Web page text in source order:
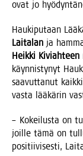
ovat jo
Hau­ki­pu­taan
Lai­ta­lan ja
Heik­ki Kiviah­teen
käyn­nis­ty­nyt
saa­vut­ta­nut
vas­ta lää­kä­rin
– Kokei­lus­ta on
joil­le tämä on
posi­tii­vi­ses­ti,